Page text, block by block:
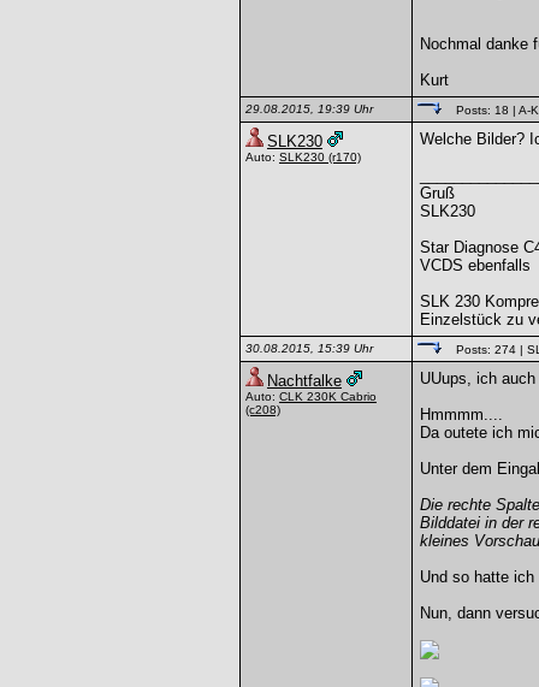
Nochmal danke
Kurt
29.08.2015, 19:39 Uhr Posts: 18 | A-
SLK230
Auto: SLK230 (r170)
Welche Bilder?
Gruß
SLK230
Star Diagnose
VCDS ebenfalls
SLK 230
Einzelstück zu
30.08.2015, 15:39 Uhr Posts: 274 |
Nachtfalke
Auto: CLK 230K Cabrio
(c208)
UUups, ich
Hmmmm....
Da outete ich
Unter dem
Die rechte
Bilddatei in der
kleines
Und so hatte
Nun, dann